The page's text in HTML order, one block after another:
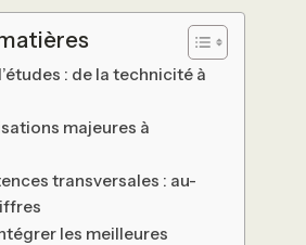
: de la technicité à
majeures à
transversales : au-
les meilleures